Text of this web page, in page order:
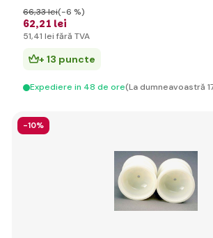
62,21 lei
66,33 lei(-6 %)
51,41 lei fără TVA
+ 13 puncte
Expediere in 48 de ore(La dumneavoastră
-10%